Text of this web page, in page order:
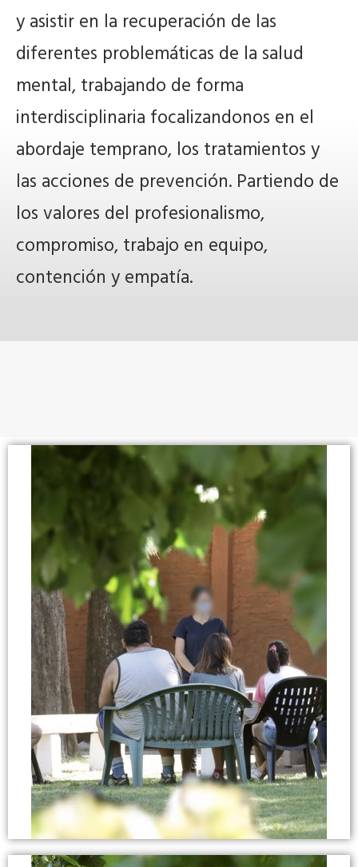
y asistir en la recuperación de las
diferentes problemáticas de la salud
mental, trabajando de forma
interdisciplinaria focalizandonos en el
abordaje temprano, los tratamientos y
las acciones de prevención. Partiendo de
los valores del profesionalismo,
compromiso, trabajo en equipo,
contención y empatía.